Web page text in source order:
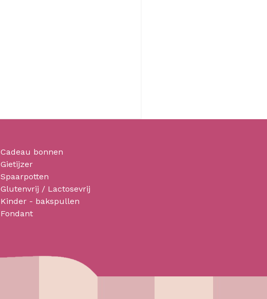
Cadeau bonnen
Gietijzer
Spaarpotten
Glutenvrij / Lactosevrij
Kinder - bakspullen
Fondant